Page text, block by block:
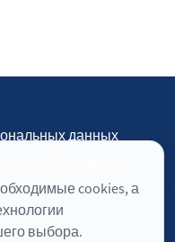
cookies, а
выбора.
данных